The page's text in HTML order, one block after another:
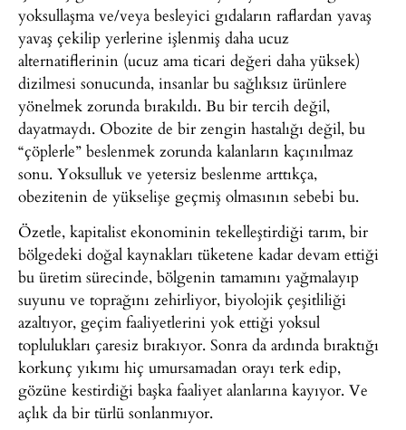
yoksullaşma ve/veya besleyici gıdaların raflardan yavaş
yavaş çekilip yerlerine işlenmiş daha ucuz
alternatiflerinin (ucuz ama ticari değeri daha yüksek)
dizilmesi sonucunda, insanlar bu sağlıksız ürünlere
yönelmek zorunda bırakıldı. Bu bir tercih değil,
dayatmaydı. Obozite de bir zengin hastalığı değil, bu
“çöplerle” beslenmek zorunda kalanların kaçınılmaz
sonu. Yoksulluk ve yetersiz beslenme arttıkça,
obezitenin de yükselişe geçmiş olmasının sebebi bu.
Özetle, kapitalist ekonominin tekelleştirdiği tarım, bir
bölgedeki doğal kaynakları tüketene kadar devam ettiği
bu üretim sürecinde, bölgenin tamamını yağmalayıp
suyunu ve toprağını zehirliyor, biyolojik çeşitliliği
azaltıyor, geçim faaliyetlerini yok ettiği yoksul
toplulukları çaresiz bırakıyor. Sonra da ardında bıraktığı
korkunç yıkımı hiç umursamadan orayı terk edip,
gözüne kestirdiği başka faaliyet alanlarına kayıyor. Ve
açlık da bir türlü sonlanmıyor.